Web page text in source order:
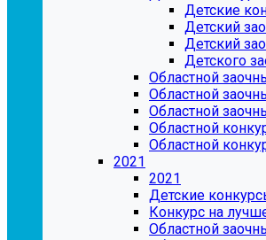
Детские
Детский
Детский
Детского
Областной
Областной
Областной
Областной
Областной
2021
2021
Детские
Конкурс на
Областной